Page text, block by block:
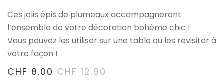
Ces jolis épis de plumeaux accompagneront
l’ensemble de votre décoration bohème chic !
Vous pouvez les utiliser sur une table ou les revisiter à
votre façon !
CHF 8.00 CHF12.90